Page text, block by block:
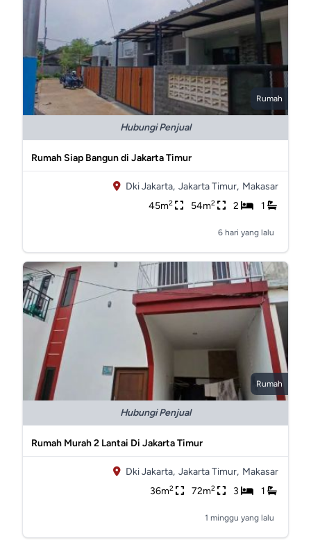
Rumah
Hubungi Penjual
Rumah Siap Bangun di Jakarta Timur
Dki Jakarta, Jakarta Timur, Makasar
45m2 54m2 2 1
6 hari yang lalu
Rumah
Hubungi Penjual
Rumah Murah 2 Lantai Di Jakarta Timur
Dki Jakarta, Jakarta Timur, Makasar
36m2 72m2 3 1
1 minggu yang lalu